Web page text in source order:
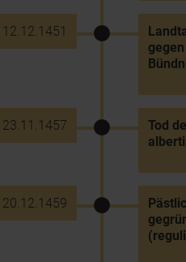
12.12.1451
23.11.1457
Tod
20.12.1459